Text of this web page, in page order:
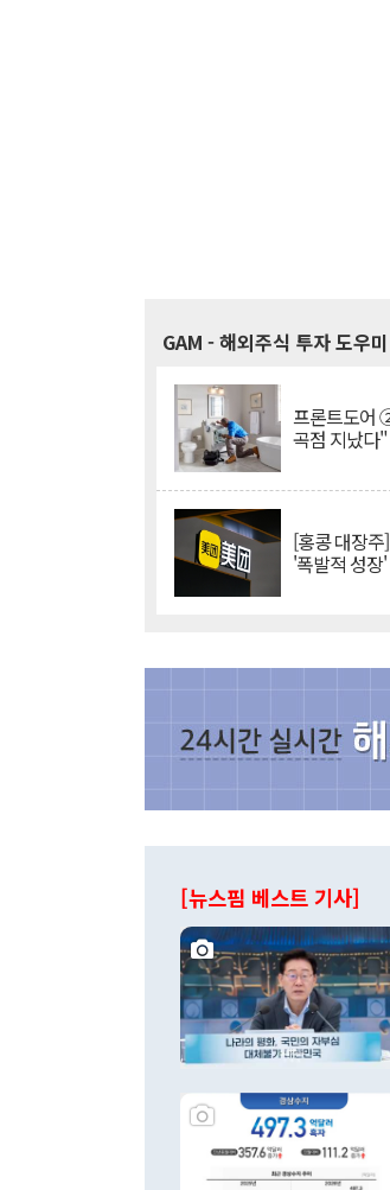
GAM - 해외주식 투자 도우미
프론트도어
곡점 지났다"
[홍콩 대장
'폭발적 성장'
[뉴스핌 베스트 기사]